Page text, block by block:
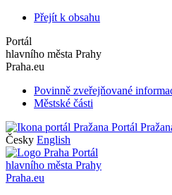
Přejít k obsahu
Portál
hlavního města Prahy
Praha.eu
Povinně zveřejňované
Městské části
Portál
Česky English
Portál
hlavního města Prahy
Praha.eu